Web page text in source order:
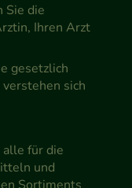
Sie die
Ihren Arzt
gesetzlich
sich
für die
und